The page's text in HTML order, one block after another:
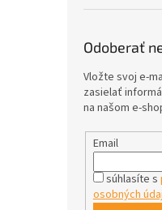
Odoberať
Vložte svoj e-
zasielať
na našom e-
Email
súhlasíte s
osobných